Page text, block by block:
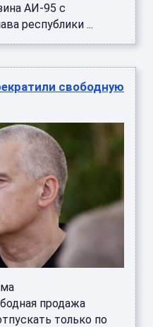
АИ-95 с
республики ...
свободную
продажа
только по